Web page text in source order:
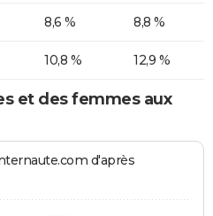
8,6 % 8,8 %
10,8 % 12,9 %
et des femmes aux
d'après